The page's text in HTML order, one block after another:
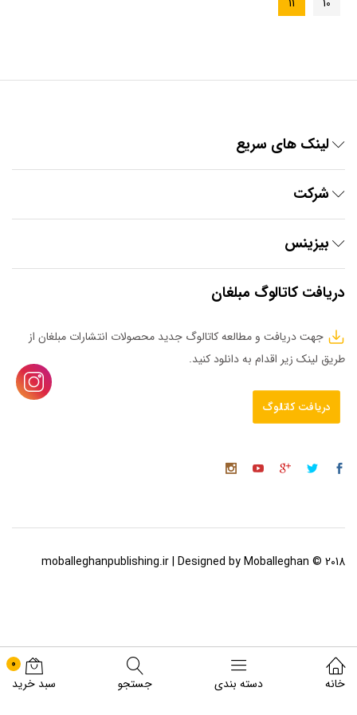
لینک های سریع
شرکت
بیزینس
دریافت کاتالوگ مبلغان
جهت دریافت و مطالعه کاتالوگ جدید محصولات انتشارات مبلغان از
طریق لینک زیر اقدام به دانلود کنید.
دریافت کاتالوگ
2018 © moballeghanpublishing.ir | Designed by Moballeghan
خانه دسته بندی جستجو
0
سبد خرید